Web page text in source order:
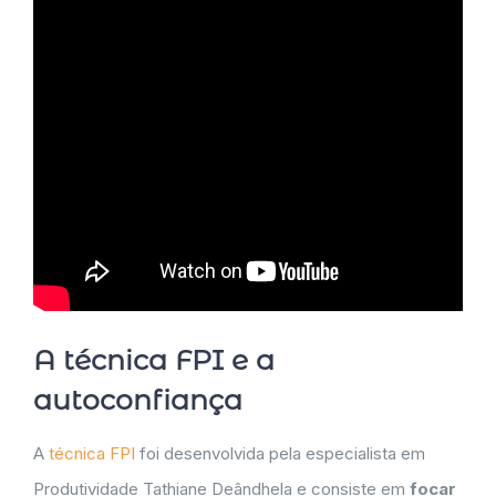
A técnica FPI e a
autoconfiança
A técnica FPI foi desenvolvida pela especialista em
Produtividade Tathiane Deândhela e consiste em focar